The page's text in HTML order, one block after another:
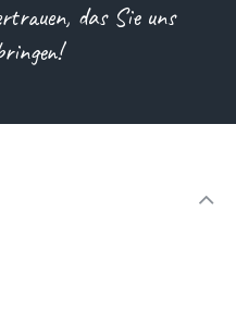
das Sie uns